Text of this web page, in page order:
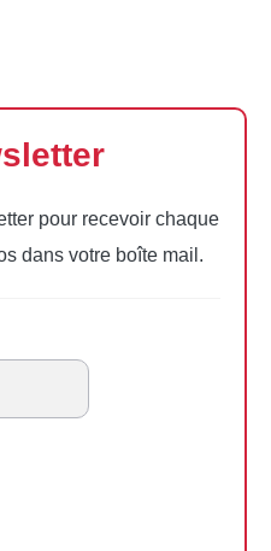
pour recevoir chaque
dans votre boîte mail.